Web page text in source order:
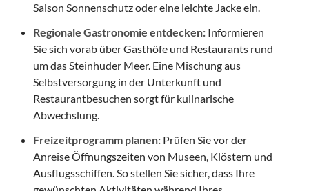
Saison Sonnenschutz oder eine leichte Jacke ein.
Regionale Gastronomie entdecken: Informieren
Sie sich vorab über Gasthöfe und Restaurants rund
um das Steinhuder Meer. Eine Mischung aus
Selbstversorgung in der Unterkunft und
Restaurantbesuchen sorgt für kulinarische
Abwechslung.
Freizeitprogramm planen: Prüfen Sie vor der
Anreise Öffnungszeiten von Museen, Klöstern und
Ausflugsschiffen. So stellen Sie sicher, dass Ihre